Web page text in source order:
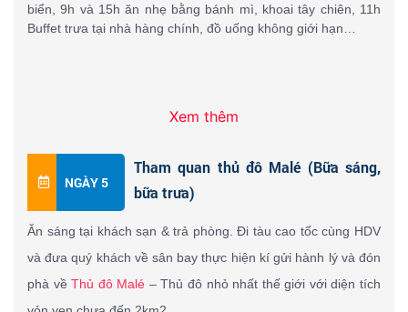
Sandbank : Tàu cao tốc sẽ đưa quý khách ra 1 hòn đảo nhỏ
biển, 9h và 15h ăn nhẹ bằng bánh mì, khoai tây chiên, 11h
Buffet trưa tại nhà hàng chính, đồ uống không giới hạn…
Xem thêm
NGÀY 5
Tham quan thủ đô Malé (Bữa sáng,
bữa trưa)
Ăn sáng tại khách sạn & trả phòng. Đi tàu cao tốc cùng HDV
và đưa quý khách về sân bay thực hiện kí gửi hành lý và đón
phà về Thủ đô Malé – Thủ đô nhỏ nhất thế giới với diện tích